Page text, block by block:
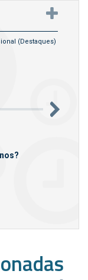
(destaques)